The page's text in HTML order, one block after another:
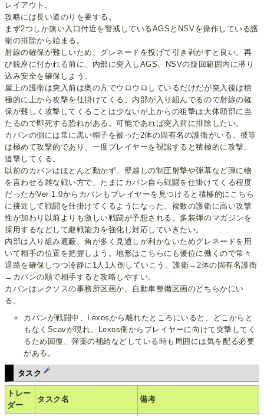
レイアウト。
攻略には長い道のりを要する。
まず2つしか無い入口付近を警戒しているAGSとNSVを操作している護
衛の排除から始まる。
射線の確保が難しいため、グレネードを投げて引き剥がすと良い。再
び銃座に付かれる前に、内部に突入しAGS、NSVの旋回範囲内に潜り
込み安全を確保しよう。
屋上の護衛は突入前は奥の方でウロウロしているだけだが突入後は積
極的に上から攻撃を仕掛けてくる。内部が入り組んでるので射線の確
保が難しく攻撃してくることは少ないが上からの狙撃は大体頭部に当
たるので即死する恐れがある。可能であれば突入前に排除したい。
カバンの側には常に黒い帽子を被った2体の固有名の護衛がいる。彼等
は極めて攻撃的であり、一度プレイヤーを視認すると積極的に攻撃、
追撃してくる。
以前のカバンはほとんど動かず、壁越しの制圧射撃や弾幕など弾に物
を言わせる雑な戦い方で、たまにカバン自ら戦闘を仕掛けてくる程度
だったがVer 1.0からカバンもプレイヤーを見つけると積極的にこちら
に接近して戦闘を仕掛けてくるようになった。複数の護衛に高い攻撃
性が加わり以前よりも激しい戦闘が予想される。多装弾のマガジンを
採用するなどして継戦能力を強化し対応していきたい。
内部は入り組み遮蔽、角が多く見通しが利かないためグレネードを用
いて相手の位置を把握しよう。地形はこちらにも優位に働くので常々
退路を確保しつつ冷静に1人1人倒していこう。護衛→2体の固有名護衛
→カバンの順で相手すると攻略しやすい。
カバンはレクソスの事務所区画か、自動車整備区画のどちらかにい
る。
カバンが戦闘中、Lexosから離れたところにいると、どこからと
もなくScavが現れ、Lexos側からプレイヤーに向けて突撃してく
るため回復、弾薬の補給などしている時も周囲には気を配る必要
がある。
タスク
トレー
ダー
タスク名 備考